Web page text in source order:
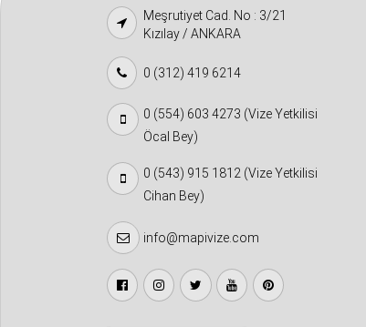
Meşrutiyet Cad. No : 3/21
Kızılay / ANKARA
0 (312) 419 6214
0 (554) 603 4273 (Vize Yetkilisi
Öcal Bey)
0 (543) 915 1812 (Vize Yetkilisi
Cihan Bey)
info@mapivize.com